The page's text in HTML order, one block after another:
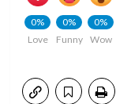
0%
Love
0%
Funny
0%
Wow